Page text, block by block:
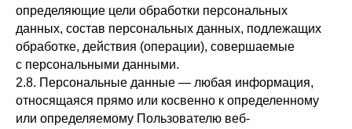
определяющие цели обработки персональных
данных, состав персональных данных, подлежащих
обработке, действия (операции), совершаемые
с персональными данными.
2.8. Персональные данные — любая информация,
относящаяся прямо или косвенно к определенному
или определяемому Пользователю веб-